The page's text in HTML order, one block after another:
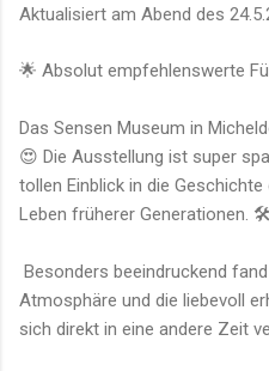
Aktualisiert am Abend des
🌟 Absolut empfehlenswerte
Das Sensen Museum in
😍 Die Ausstellung ist super
tollen Einblick in die
Leben früherer Generationen.
Besonders beeindruckend
Atmosphäre und die liebevoll
sich direkt in eine andere Zeit